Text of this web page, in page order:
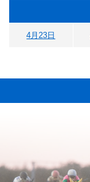
4月23日